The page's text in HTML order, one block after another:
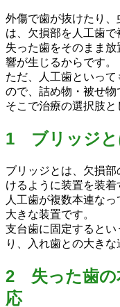
外傷で歯が抜けたり
は、欠損部を人工歯で
失った歯をそのまま
響が生じるからです。
ただ、人工歯といっ
ので、詰め物・被せ物
そこで治療の選択肢と
1 ブリッジと
ブリッジとは、欠損
けるように装置を装着
人工歯が複数本連な
大きな装置です。
支台歯に固定すると
り、入れ歯との大きな
2 失った歯の
応